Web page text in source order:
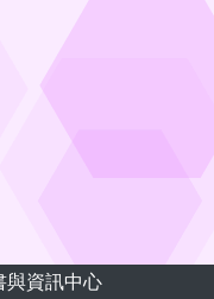
與資訊中心